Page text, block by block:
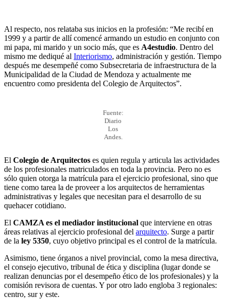
Al respecto, nos relataba sus inicios en la profesión: “Me recibí en
1999 y a partir de allí comencé armando un estudio en conjunto con
mi papa, mi marido y un socio más, que es A4estudio. Dentro del
mismo me dediqué al Interiorismo, administración y gestión. Tiempo
después me desempeñé como Subsecretaria de infraestructura de la
Municipalidad de la Ciudad de Mendoza y actualmente me
encuentro como presidenta del Colegio de Arquitectos”.
Fuente:
Diario
Los
Andes.
El Colegio de Arquitectos es quien regula y articula las actividades
de los profesionales matriculados en toda la provincia. Pero no es
sólo quien otorga la matrícula para el ejercicio profesional, sino que
tiene como tarea la de proveer a los arquitectos de herramientas
administrativas y legales que necesitan para el desarrollo de su
quehacer cotidiano.
El CAMZA es el mediador institucional que interviene en otras
áreas relativas al ejercicio profesional del arquitecto. Surge a partir
de la ley 5350, cuyo objetivo principal es el control de la matrícula.
Asimismo, tiene órganos a nivel provincial, como la mesa directiva,
el consejo ejecutivo, tribunal de ética y disciplina (lugar donde se
realizan denuncias por el desempeño ético de los profesionales) y la
comisión revisora de cuentas. Y por otro lado engloba 3 regionales:
centro, sur y este.